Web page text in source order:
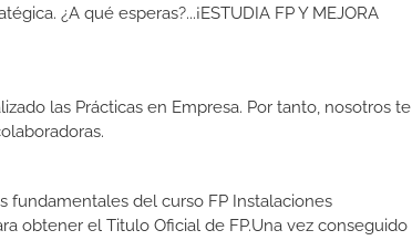
¿A qué esperas?...¡ESTUDIA FP Y MEJORA
las Prácticas en Empresa. Por tanto, nosotros te
fundamentales del curso FP Instalaciones
obtener el Titulo Oficial de FP.Una vez conseguido